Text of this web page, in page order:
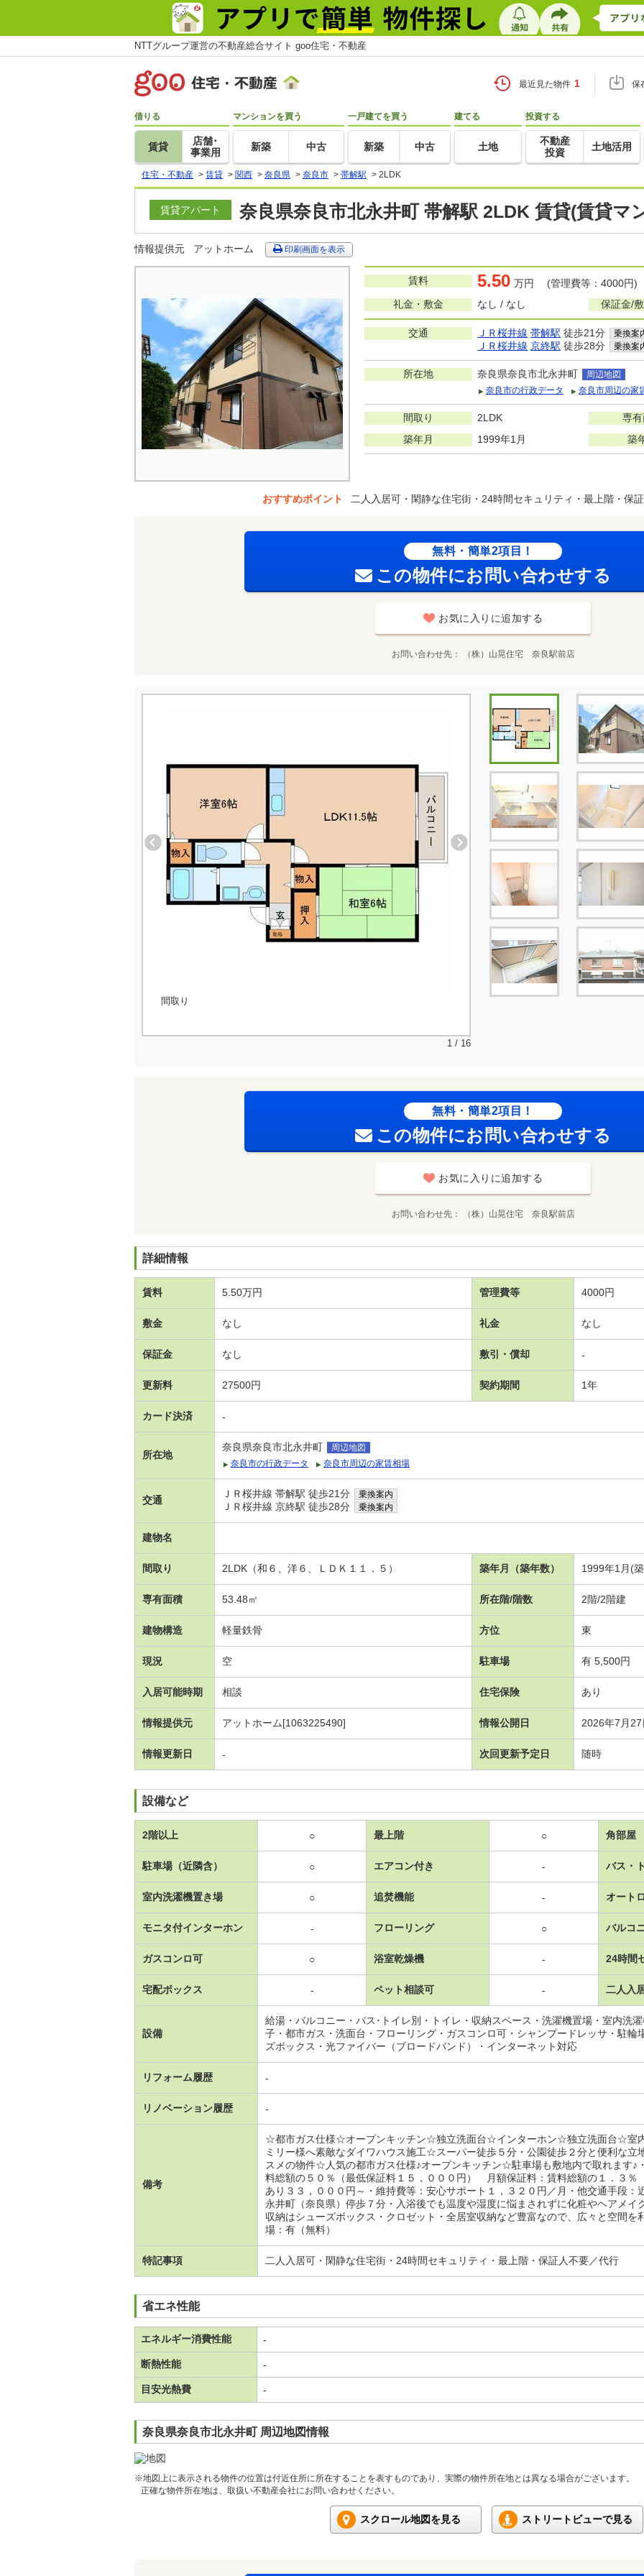
NTTグループ運営の不動産総合サイト goo住宅・不動産
最近見た物件 1 保
借りる
賃貸
店舗･
事業用
マンションを買う
新築 中古
一戸建てを買う
新築 中古
建てる
土地
投資する
不動産
投資
土地活用
住宅・不動産 > 賃貸 > 関西 > 奈良県 > 奈良市 > 帯解駅 > 2LDK
賃貸アパート 奈良県奈良市北永井町 帯解駅 2LDK 賃貸(賃貸マ
情報提供元 アットホーム 印刷画面を表示
賃料 5.50 万円 (管理費等：4000円)
礼金・敷金
なし / なし 保証金/
交通 ＪＲ桜井線 帯解駅 徒歩21分 乗換案
ＪＲ桜井線 京終駅 徒歩28分 乗換案
所在地 奈良県奈良市北永井町
周辺地図
奈良市の行政データ
奈良市周辺の家
間取り 2LDK 専
築年月 1999年1月 築
おすすめポイント 二人入居可・閑静な住宅街・24時間セキュリティ・最上階・保
無料・簡単2項目！
この物件にお問い合わせする
お気に入りに追加する
お問い合わせ先 （株）山晃住宅 奈良駅前店
間取り
1 / 16
無料・簡単2項目！
この物件にお問い合わせする
お気に入りに追加する
お問い合わせ先 （株）山晃住宅 奈良駅前店
詳細情報
賃料 5.50万円 管理費等 4000円
敷金 なし 礼金 なし
保証金 なし 敷引・償却 -
更新料 27500円 契約期間 1年
カード決済 -
所在地
奈良県奈良市北永井町
周辺地図
奈良市の行政データ
奈良市周辺の家賃相場
交通
ＪＲ桜井線 帯解駅 徒歩21分 乗換案内
ＪＲ桜井線 京終駅 徒歩28分 乗換案内
建物名
間取り 2LDK（和６、洋６、ＬＤＫ１１．５） 築年月（築年数） 1999年1月(
専有面積 53.48㎡ 所在階/階数 2階/2階建
建物構造 軽量鉄骨 方位 東
現況 空 駐車場 有 5,500円
入居可能時期 相談 住宅保険 あり
情報提供元 アットホーム[1063225490] 情報公開日 2026年7月27
情報更新日 - 次回更新予定日 随時
設備など
2階以上 ○ 最上階 ○ 角部屋
駐車場（近隣含） ○ エアコン付き - バス・
室内洗濯機置き場 ○ 追焚機能 - オート
モニタ付インターホン - フローリング ○ バルコ
ガスコンロ可 ○ 浴室乾燥機 - 24時間
宅配ボックス - ペット相談可 - 二人入
設備
給湯・バルコニー・バス･トイレ別・トイレ・収納スペース・洗濯機置場・室内洗
子・都市ガス・洗面台・フローリング・ガスコンロ可・シャンプードレッサ・駐輪
ズボックス・光ファイバー（ブロードバンド）・インターネット対応
リフォーム履歴 -
リノベーション履歴 -
備考
☆都市ガス仕様☆オープンキッチン☆独立洗面台☆インターホン☆独立洗面台☆室
ミリー様へ素敵なダイワハウス施工☆スーパー徒歩５分・公園徒歩２分と便利な立
スメの物件☆人気の都市ガス仕様♪オープンキッチン☆駐車場も敷地内で取れます♪
料総額の５０％（最低保証料１５，０００円） 月額保証料：賃料総額の１．３％
あり３３，０００円～・維持費等：安心サポート１，３２０円／月・他交通手段：
永井町（奈良県）停歩７分・入浴後でも温度や湿度に悩まされずに化粧やヘアメイ
収納はシューズボックス・クロゼット・全居室収納など豊富なので、広々と空間を
場：有（無料）
特記事項 二人入居可・閑静な住宅街・24時間セキュリティ・最上階・保証人不要／代行
省エネ性能
エネルギー消費性能 -
断熱性能 -
目安光熱費 -
奈良県奈良市北永井町 周辺地図情報
※地図上に表示される物件の位置は付近住所に所在することを表すものであり、実際の物件所在地とは異なる場合がございます。
正確な物件所在地は、取扱い不動産会社にお問い合わせください。
スクロール地図を見る ストリートビューで見る